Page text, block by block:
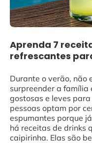
Aprenda 7
refrescantes
Durante o verão, não
surpreender a família
gostosas e leves
pessoas optam por
espumantes porque
há receitas de drinks
caipirinha. Elas são